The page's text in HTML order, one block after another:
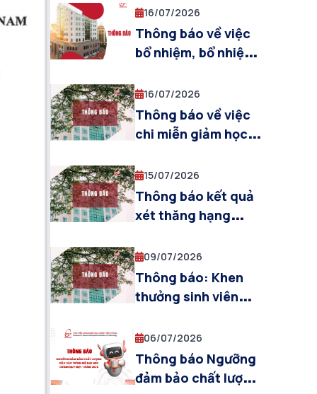
chuyên gia, nhà
khoa học hàng đầu
trong các lĩnh vực
16/07/2026
Thông báo về việc
bổ nhiệm, bổ nhiệm
sư, Phó giáo sư
16/07/2026
Thông báo về việc
chi miễn giảm học
học tập và cấp bù
học phí học kỳ 2
năm học 2025-2026
học chính quy của
Học viện
15/07/2026
Thông báo kết quả
xét thăng hạng
nghiệp giảng viên
cao cấp đối với Phó
giáo sư tại Học viện
chính Viễn thông
năm 2026
09/07/2026
Thông báo: Khen
thưởng sinh viên
2025-2026 (Cơ sở
đào tạo Hà Nội)
06/07/2026
Thông báo Ngưỡng
đảm bảo chất lượng